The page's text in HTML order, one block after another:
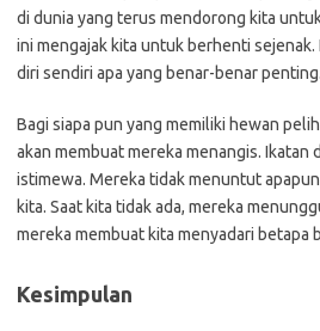
di dunia yang terus mendorong kita
ini mengajak kita untuk berhenti sejenak.
diri sendiri apa yang benar-benar penting.
Bagi siapa pun yang memiliki hewan
akan membuat mereka menangis. Ikatan
istimewa. Mereka tidak menuntut
kita. Saat kita tidak ada, mereka
mereka membuat kita menyadari betapa
Kesimpulan